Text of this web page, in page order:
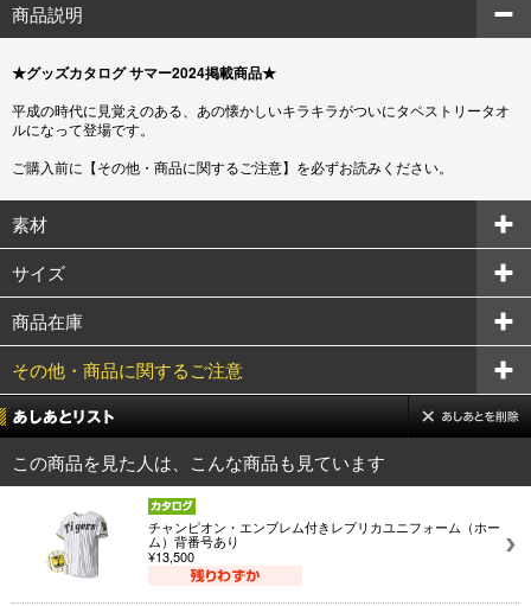
商品説明
★グッズカタログ サマー2024掲載商品★
平成の時代に見覚えのある、あの懐かしいキラキラがついにタペストリータオ
ルになって登場です。
ご購入前に【その他・商品に関するご注意】を必ずお読みください。
素材
サイズ
商品在庫
その他・商品に関するご注意
この商品を見た人は、こんな商品も見ています
チャンピオン・エンブレム付きレプリカユニフォーム（ホー
ム）背番号あり
¥13,500